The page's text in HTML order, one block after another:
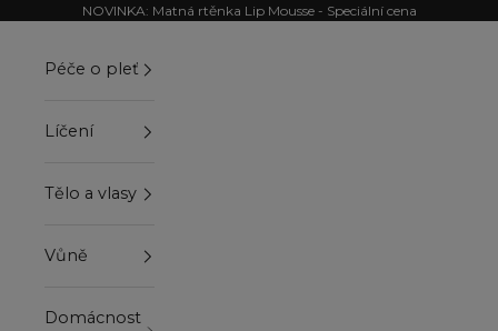
Přejít na obsahNOVINKA: Matná rtěnka Lip Mousse - Speciální cena
Péče o pleť
Líčení
Tělo a vlasy
Vůně
Domácnost